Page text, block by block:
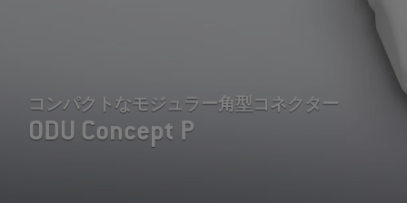
ODU Concept P
コンパクトなモジュラー角型コネクター